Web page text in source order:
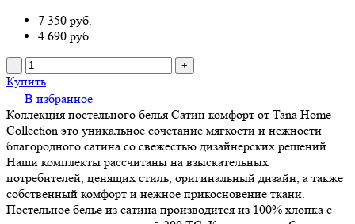
7 350 руб.
4 690 руб.
- +
Купить
В избранное
Коллекция постельного белья Сатин комфорт от Tana Home
Collection это уникальное сочетание мягкости и нежности
благородного сатина со свежестью дизайнерских решений.
Наши комплекты рассчитаны на взыскательных
потребителей, ценящих стиль, оригинальный дизайн, а также
собственный комфорт и нежное прикосновение ткани.
Постельное белье из сатина производится из 100% хлопка с